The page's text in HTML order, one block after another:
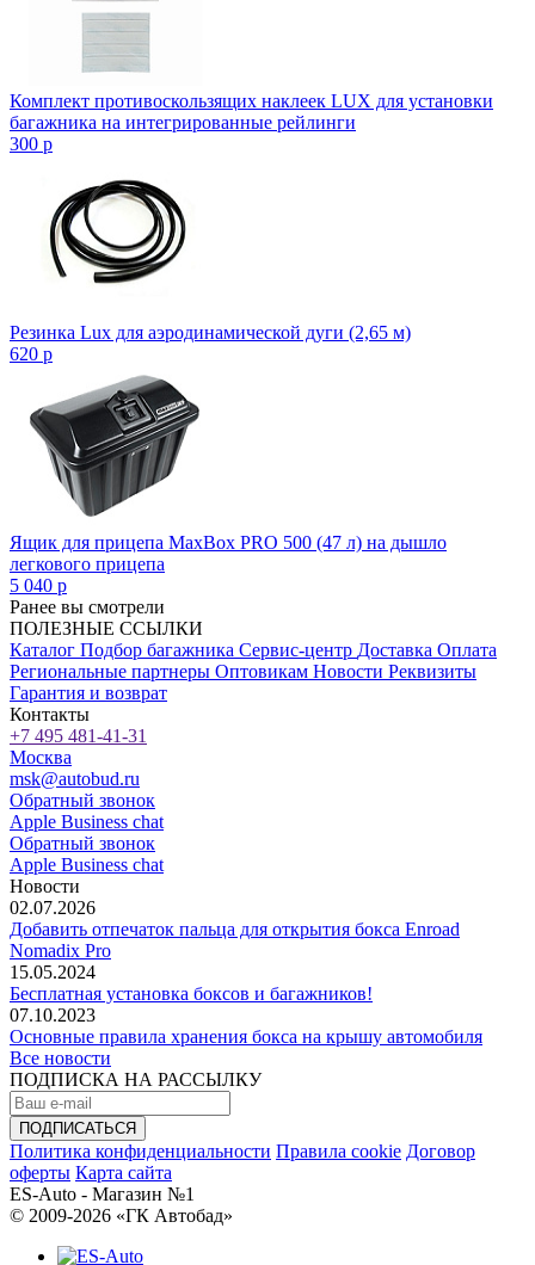
Комплект противоскользящих наклеек LUX для установки
багажника на интегрированные рейлинги
300 p
Резинка Lux для аэродинамической дуги (2,65 м)
620 p
Ящик для прицепа MaxBox PRO 500 (47 л) на дышло
легкового прицепа
5 040 p
Ранее вы смотрели
ПОЛЕЗНЫЕ ССЫЛКИ
Каталог Подбор багажника Сервис-центр Доставка Оплата
Региональные партнеры Оптовикам Новости Реквизиты
Гарантия и возврат
Контакты
+7 495 481-41-31
Москва
msk@autobud.ru
Обратный звонок
Apple Business chat
Обратный звонок
Apple Business chat
Новости
02.07.2026
Добавить отпечаток пальца для открытия бокса Enroad
Nomadix Pro
15.05.2024
Бесплатная установка боксов и багажников!
07.10.2023
Основные правила хранения бокса на крышу автомобиля
Все новости
ПОДПИСКА НА РАССЫЛКУ
Политика конфиденциальности Правила cookie Договор
оферты Карта сайта
ES-Auto - Магазин №1
© 2009-2026 «ГК Автобад»